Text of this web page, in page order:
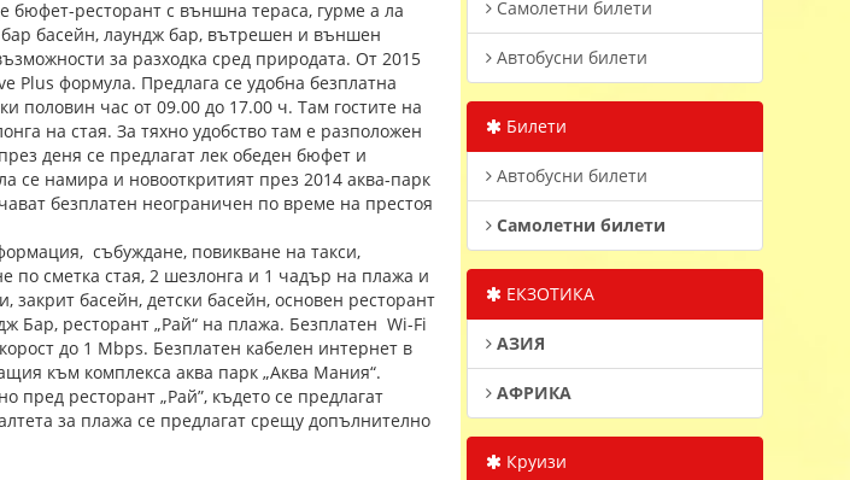
ресторант с външна тераса, гурме а ла
бар басейн, лаундж бар, вътрешен и външен
за разходка сред природата. От 2015
Plus формула. Предлага се удобна безплатна
половин час от 09.00 до 17.00 ч. Там гостите на
на стая. За тяхно удобство там е разположен
деня се предлагат лек обеден бюфет и
се намира и новооткритият през 2014 аква-парк
безплатен неограничен по време на престоя
събуждане, повикване на такси,
по сметка стая, 2 шезлонга и 1 чадър на плажа и
закрит басейн, детски басейн, основен ресторант
Бар, ресторант „Рай“ на плажа. Безплатен Wi-Fi
до 1 Mbps. Безплатен кабелен интернет в
към комплекса аква парк „Аква Мания“.
пред ресторант „Рай”, където се предлагат
за плажа се предлагат срещу допълнително
Самолетни билети
Автобусни билети
Билети
Автобусни билети
Самолетни билети
ЕКЗОТИКА
АЗИЯ
АФРИКА
Круизи